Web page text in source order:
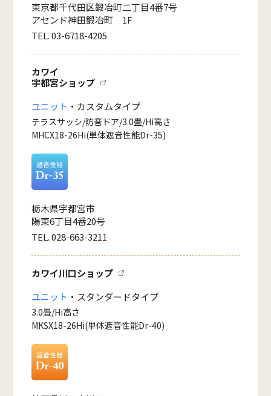
東京都千代田区鍛冶町二丁目4番7号
アセンド神田鍛冶町 1F
TEL. 03-6718-4205
カワイ
宇都宮ショップ
ユニット ・カスタムタイプ
テラスサッシ/防音ドア/3.0畳/Hi高さ
MHCX18-26Hi(単体遮音性能Dr-35)
栃木県宇都宮市
陽東6丁目4番20号
TEL. 028-663-3211
カワイ川口ショップ
ユニット ・スタンダードタイプ
3.0畳/Hi高さ
MKSX18-26Hi(単体遮音性能Dr-40)